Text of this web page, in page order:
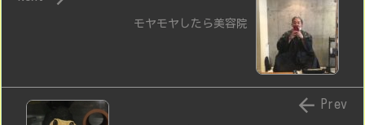
モヤモヤしたら美容院
 Prev